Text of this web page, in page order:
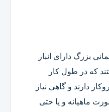
بزرگ دارای انبار
که در طول کار
دارند و گاهی نیاز
ماهیانه و یا حتی